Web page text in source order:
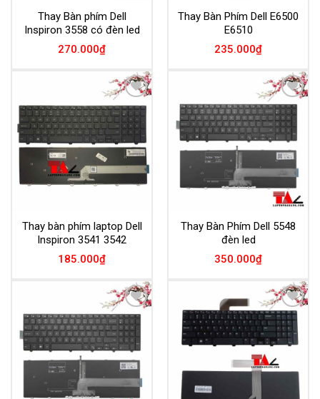
Thay Bàn phím Dell
Inspiron 3558 có đèn led
270.000₫
Thay Bàn Phím Dell E6500
E6510
235.000₫
Add to
Wishlist
Thay bàn phím laptop Dell
Inspiron 3541 3542
185.000₫
Add to
Wishlist
Thay Bàn Phím Dell 5548
đèn led
350.000₫
Add to
Wishlist
Add to
Wishlist